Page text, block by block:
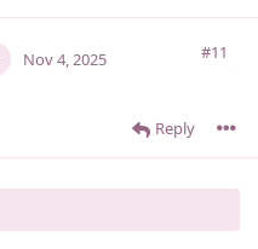
#11
Nov 4, 2025
Reply